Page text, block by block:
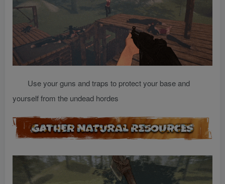
Use your guns and traps to protect your base and
yourself from the undead hordes